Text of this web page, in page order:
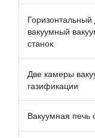
вакуумный
станок
Две камеры
газификации
Вакуумная печь